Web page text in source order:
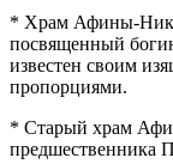
* Храм Афины-
посвященный
известен своим
пропорциями.
* Старый храм
предшественника